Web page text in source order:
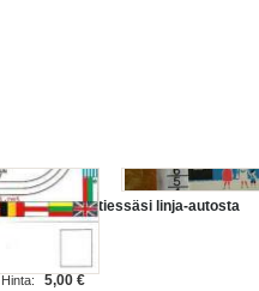
,postikortti lähtiessäsi linja-autosta
Hinta: 5,00 €